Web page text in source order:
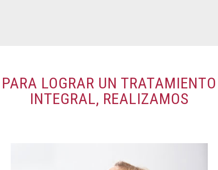
PARA LOGRAR UN TRATAMIENTO
INTEGRAL, REALIZAMOS